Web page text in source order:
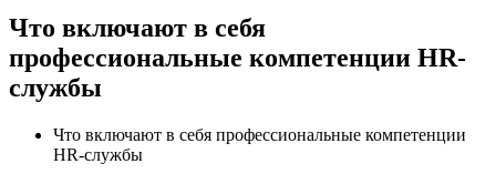
Что включают в себя
профессиональные компетенции HR-
службы
Что включают в себя профессиональные компетенции
HR-службы